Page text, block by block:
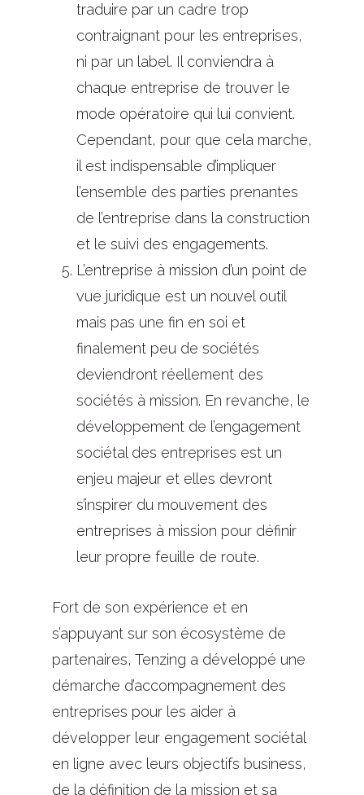
traduire par un cadre trop
contraignant pour les entreprises,
ni par un label. Il conviendra à
chaque entreprise de trouver le
mode opératoire qui lui convient.
Cependant, pour que cela marche,
il est indispensable d’impliquer
l’ensemble des parties prenantes
de l’entreprise dans la construction
et le suivi des engagements.
L’entreprise à mission d’un point de
vue juridique est un nouvel outil
mais pas une fin en soi et
finalement peu de sociétés
deviendront réellement des
sociétés à mission. En revanche, le
développement de l’engagement
sociétal des entreprises est un
enjeu majeur et elles devront
s’inspirer du mouvement des
entreprises à mission pour définir
leur propre feuille de route.
Fort de son expérience et en
s’appuyant sur son écosystème de
partenaires, Tenzing a développé une
démarche d’accompagnement des
entreprises pour les aider à
développer leur engagement sociétal
en ligne avec leurs objectifs business,
de la définition de la mission et sa